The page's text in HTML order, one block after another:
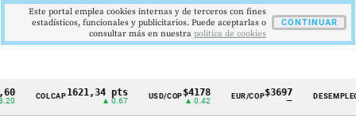
Cintillo
COLCAP1621,34 pts USD/COP$4178
▲ 0.42
EUR/COP$3697
—
DESEMPLEO9,9
▼
Este portal emplea cookies internas y de terceros con fines
estadísticos, funcionales y publicitarios. Puede aceptarlas o
consultar más en nuestra politica de cookies
CONTINUAR